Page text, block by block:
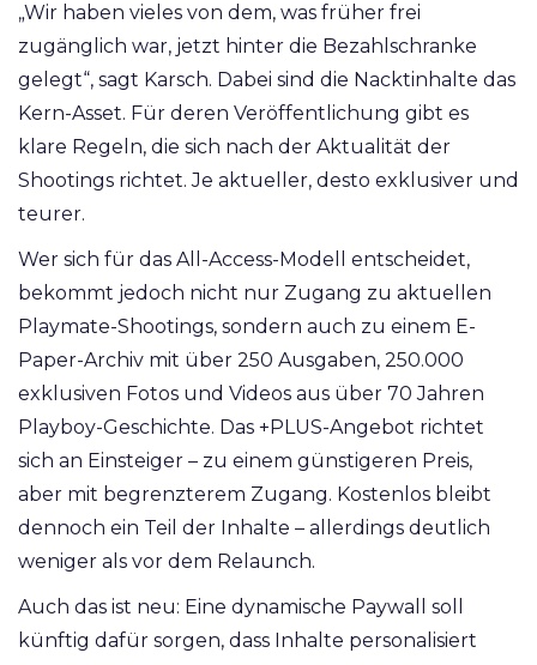
„Wir haben vieles von dem, was früher frei
zugänglich war, jetzt hinter die Bezahlschranke
gelegt“, sagt Karsch. Dabei sind die Nacktinhalte das
Kern-Asset. Für deren Veröffentlichung gibt es
klare Regeln, die sich nach der Aktualität der
Shootings richtet. Je aktueller, desto exklusiver und
teurer.
Wer sich für das All-Access-Modell entscheidet,
bekommt jedoch nicht nur Zugang zu aktuellen
Playmate-Shootings, sondern auch zu einem E-
Paper-Archiv mit über 250 Ausgaben, 250.000
exklusiven Fotos und Videos aus über 70 Jahren
Playboy-Geschichte. Das +PLUS-Angebot richtet
sich an Einsteiger – zu einem günstigeren Preis,
aber mit begrenzterem Zugang. Kostenlos bleibt
dennoch ein Teil der Inhalte – allerdings deutlich
weniger als vor dem Relaunch.
Auch das ist neu: Eine dynamische Paywall soll
künftig dafür sorgen, dass Inhalte personalisiert